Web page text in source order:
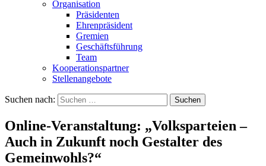
Organisation
Präsidenten
Ehrenpräsident
Gremien
Geschäftsführung
Team
Kooperationspartner
Stellenangebote
Suchen nach:
Online-Veranstaltung: „Volksparteien –
Auch in Zukunft noch Gestalter des
Gemeinwohls?“